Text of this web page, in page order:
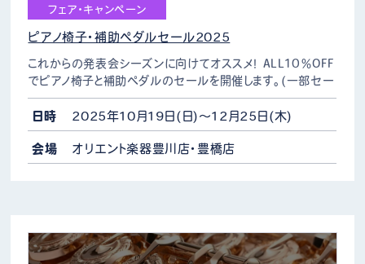
フェア・キャンペーン
ピアノ椅子・補助ペダルセール2025
これからの発表会シーズンに向けてオススメ！ ALL10％OFF
でピアノ椅子と補助ペダルのセールを開催します。(一部セー
ル対象外商品あり) またオリエント楽器公式LINEのお友だち
登録・クーポン提示で定価から15％OFFい…
日時 2025年10月19日(日)～12月25日(木)
会場 オリエント楽器豊川店・豊橋店